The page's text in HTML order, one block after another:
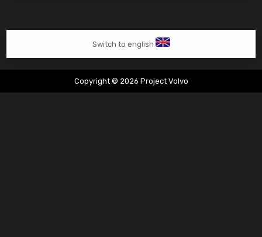
Switch to english
Copyright © 2026 Project Volvo